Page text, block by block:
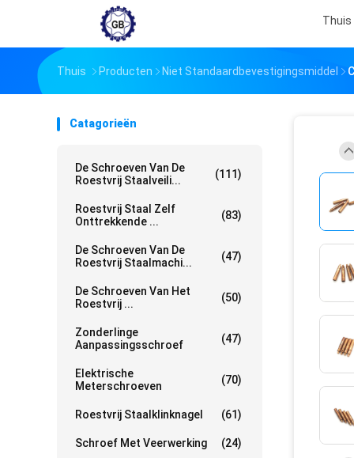
Thuis
Thuis Producten Niet Standaardbevestigingsmiddel
Catagorieën
De Schroeven Van De
Roestvrij Staalveili...
(111)
Roestvrij Staal Zelf
Onttrekkende ...
(83)
De Schroeven Van De
Roestvrij Staalmachi...
(47)
De Schroeven Van Het
Roestvrij ...
(50)
Zonderlinge
Aanpassingsschroef
(47)
Elektrische
Meterschroeven
(70)
Roestvrij Staalklinknagel (61)
Schroef Met Veerwerking (24)